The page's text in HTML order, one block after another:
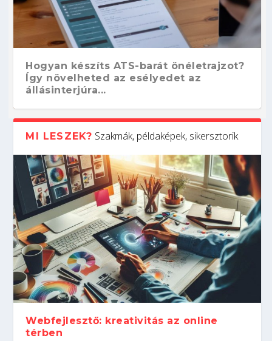
Hogyan készíts ATS-barát önéletrajzot?
Így növelheted az esélyedet az
állásinterjúra...
Kitalálod, mire használják ezeket a
gépeket?
Nem sikerült az egyetemi felvételi?
Tanulj szakmát!
Szoftverfejlesztő: verseny kódban –
amikor néhány sor program dönti el a
világversenyt...
Digitális detox – hogyan kapcsolódj ki
telefon nélkül?
MI LESZEK? Szakmák, példaképek, sikersztorik
Webfejlesztő: kreativitás az online
térben